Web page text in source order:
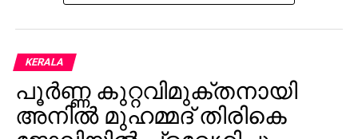
KERALA
പൂര്‍ണ്ണ കുറ്റവിമുക്തനായി
അനില്‍ മുഹമ്മദ് തിരികെ